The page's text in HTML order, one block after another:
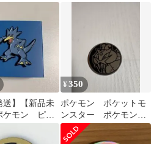
送】【新品未
ケモン ピン
¥350
ポケモン ポケットモ
ンスター ポケモンコ
イン コインゲーム
コイン